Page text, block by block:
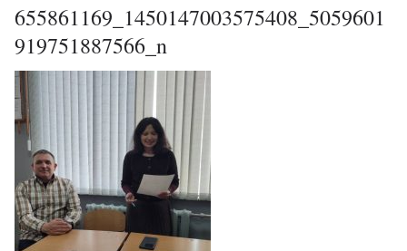
655861169_1450147003575408_5059601
919751887566_n